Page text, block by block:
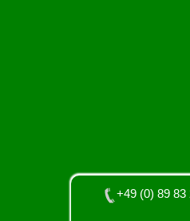
+49 (0) 89 83